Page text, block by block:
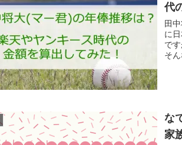
代
田
に
で
そ
な
家